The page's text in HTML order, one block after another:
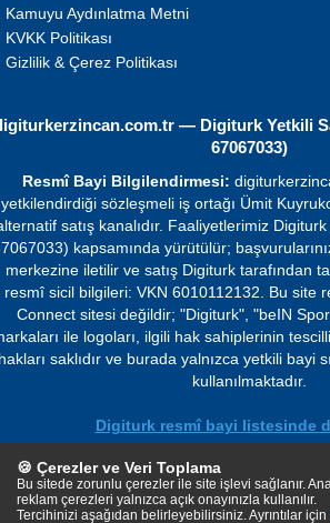
Kamuyu Aydınlatma Metni
KVKK Politikası
Gizlilik & Çerez Politikası
— Digiturk Yetkili
67067033)
Resmî Bayi Bilgilendirmesi:
yetkilendirdiği sözleşmeli iş ortağı Ümit
satış kanalıdır. Faaliyetlerimiz
kapsamında yürütülür;
merkezine iletilir ve satış Digiturk tarafından
resmî sicil bilgileri: VKN 6010112132. Bu site
Connect sitesi değildir; "Digiturk", "beIN
ile logoları, ilgili hak sahiplerinin
saklıdır ve burada yalnızca yetkili bayi
kullanılmaktadır.
Digiturk resmî bayi listesinde
© 2026 Ümit Kuyrukcu. Tüm
🍪 Çerezler ve Veri Toplama
Bu sitede zorunlu çerezler ile site işlevi sağlanır.
reklam çerezleri yalnızca açık onayınızla kullanılır.
Tercihinizi aşağıdan belirleyebilirsiniz. Ayrıntılar için